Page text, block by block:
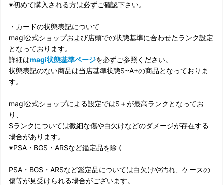
※初めて購入される方は必ずご確認下さい。
・カードの状態表記について
magi公式ショップおよび店頭での状態基準に合わせたランク設定
となっております。
詳細はmagi状態基準ページを必ずご参照ください。
状態表記のない商品は当店基準状態S~A+の商品となっておりま
す。
magi公式ショップによる設定ではS＋が最高ランクとなってお
り、
Sランクについては微細な傷や白欠けなどのダメージが存在する
場合があります。
※PSA・BGS・ARSなど鑑定品を除く
PSA・BGS・ARSなど鑑定品については白欠けや汚れ、ケースの
傷等が見受けられる場合がございます。